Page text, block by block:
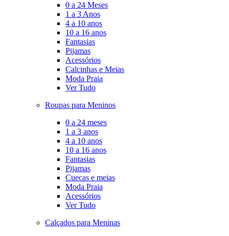
0 a 24 Meses
1 a 3 Anos
4 a 10 anos
10 a 16 anos
Fantasias
Pijamas
Acessórios
Calcinhas e Meias
Moda Praia
Ver Tudo
Roupas para Meninos
0 a 24 meses
1 a 3 anos
4 a 10 anos
10 a 16 anos
Fantasias
Pijamas
Cuecas e meias
Moda Praia
Acessórios
Ver Tudo
Calçados para Meninas